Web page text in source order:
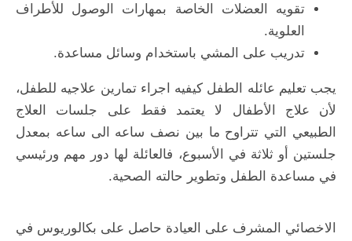
تقويه العضلات الخاصة بمهارات الوصول للأطراف
العلوية.
تدريب على المشي باستخدام وسائل مساعدة.
يجب تعليم عائله الطفل كيفيه اجراء تمارين علاجيه للطفل،
لأن علاج الأطفال لا يعتمد فقط على جلسات العلاج
الطبيعي التي تتراوح ما بين نصف ساعه الى ساعه بمعدل
جلستين أو ثلاثة في الأسبوع، فالعائلة لها دور مهم ورئيسي
في مساعدة الطفل وتطوير حالته الصحية.
الاخصائي المشرف على العيادة حاصل على بكالوريوس في